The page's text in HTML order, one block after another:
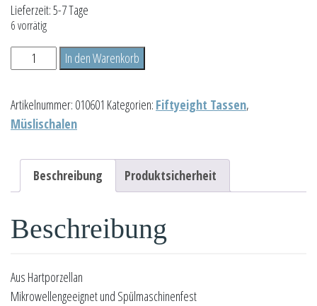
Lieferzeit:5-7 Tage
6 vorrätig
Schale
"Lecker"
In den Warenkorb
Artikelnummer: 010601 Kategorien: Fiftyeight Tassen,
Müslischalen
Beschreibung Produktsicherheit
Beschreibung
Aus Hartporzellan
Mikrowellengeeignet und Spülmaschinenfest